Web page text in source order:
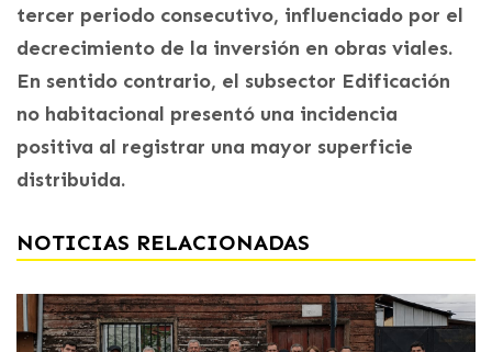
tercer periodo consecutivo, influenciado por el
decrecimiento de la inversión en obras viales.
En sentido contrario, el subsector Edificación
no habitacional presentó una incidencia
positiva al registrar una mayor superficie
distribuida.
NOTICIAS RELACIONADAS